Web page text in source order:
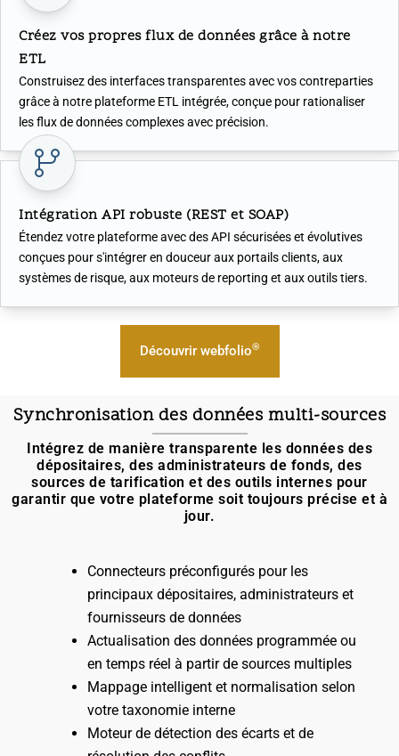
Créez vos propres flux de données grâce à notre
ETL
Construisez des interfaces transparentes avec vos contreparties
grâce à notre plateforme ETL intégrée, conçue pour rationaliser
les flux de données complexes avec précision.
Intégration API robuste (REST et SOAP)
Étendez votre plateforme avec des API sécurisées et évolutives
conçues pour s'intégrer en douceur aux portails clients, aux
systèmes de risque, aux moteurs de reporting et aux outils tiers.
Découvrir webfolio®
Synchronisation des données multi-sources
Intégrez de manière transparente les données des
dépositaires, des administrateurs de fonds, des
sources de tarification et des outils internes pour
garantir que votre plateforme soit toujours précise et à
jour.
Connecteurs préconfigurés pour les
principaux dépositaires, administrateurs et
fournisseurs de données
Actualisation des données programmée ou
en temps réel à partir de sources multiples
Mappage intelligent et normalisation selon
votre taxonomie interne
Moteur de détection des écarts et de